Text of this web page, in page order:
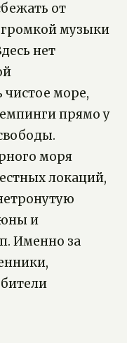
от
музыки
нет
чистое море,
прямо у
моря
локаций,
и
Именно за